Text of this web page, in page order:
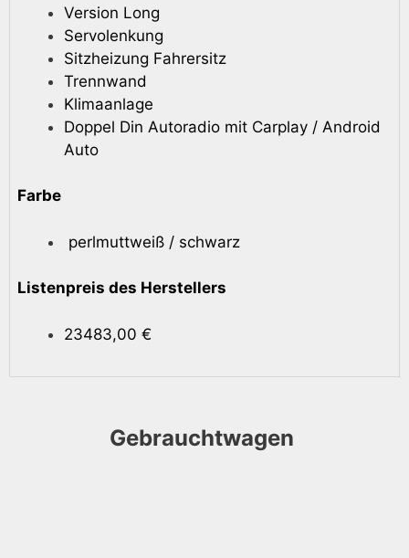
Version Long
Servolenkung
Sitzheizung Fahrersitz
Trennwand
Klimaanlage
Doppel Din Autoradio mit Carplay / Android
Auto
Farbe
perlmuttweiß / schwarz
Listenpreis des Herstellers
23483,00 €
Gebrauchtwagen